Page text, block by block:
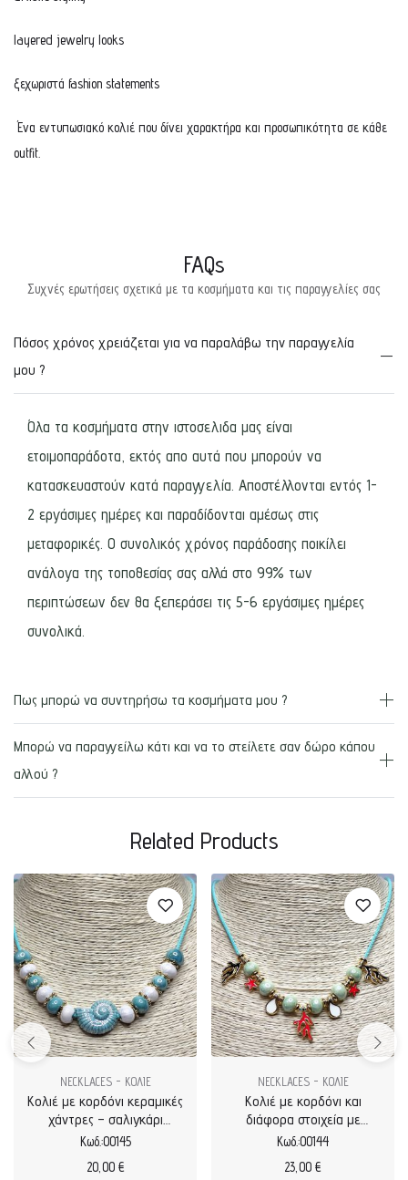
layered jewelry looks
ξεχωριστά fashion statements
Ένα εντυπωσιακό κολιέ που δίνει χαρακτήρα και προσωπικότητα σε κάθε
outfit.
FAQs
Συχνές ερωτήσεις σχετικά με τα κοσμήματα και τις παραγγελίες σας
Πόσος χρόνος χρειάζεται για να παραλάβω την παραγγελία
μου ?
Όλα τα κοσμήματα στην ιστοσελιδα μας είναι
ετοιμοπαράδοτα, εκτός απο αυτά που μπορούν να
κατασκευαστούν κατά παραγγελία. Αποστέλλονται εντός 1-
2 εργάσιμες ημέρες και παραδίδονται αμέσως στις
μεταφορικές. Ο συνολικός χρόνος παράδοσης ποικίλει
ανάλογα της τοποθεσίας σας αλλά στο 99% των
περιπτώσεων δεν θα ξεπεράσει τις 5-6 εργάσιμες ημέρες
συνολικά.
Πως μπορώ να συντηρήσω τα κοσμήματα μου ?
Μπορώ να παραγγείλω κάτι και να το στείλετε σαν δώρο κάπου
αλλού ?
Related Products
NECKLACES - ΚΟΛΙΕ
Κολιέ με κορδόνι κεραμικές
χάντρες – σαλιγκάρι
μεγάλο
Κωδ.:00145
20,00 €
NECKLACES - ΚΟΛΙΕ
Κολιέ με κορδόνι και
διάφορα στοιχεία με
σμάλτο
Κωδ.:00144
23,00 €